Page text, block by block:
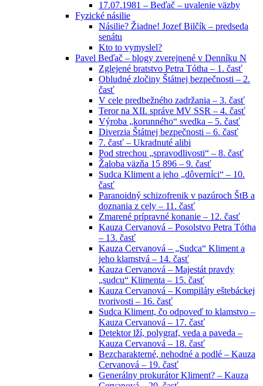
17.07.1981 – Beďač – uvalenie väzby
Fyzické násilie
Násilie? Žiadne! Jozef Bilčík – predseda
senátu
Kto to vymyslel?
Pavel Beďač – blogy zverejnené v Denníku N
Zglejené bratstvo Petra Tótha – 1. časť
Obludné zločiny Štátnej bezpečnosti – 2.
časť
V cele predbežného zadržania – 3. časť
Teror na XII. správe MV SSR – 4. časť
Výroba „korunného“ svedka – 5. časť
Diverzia Štátnej bezpečnosti – 6. časť
7. časť – Ukradnuté alibi
Pod strechou „spravodlivosti“ – 8. časť
Žaloba väzňa 15 896 – 9. časť
Sudca Kliment a jeho „dôverníci“ – 10.
časť
Paranoidný schizofrenik v pazúroch ŠtB a
doznania z cely – 11. časť
Zmarené prípravné konanie – 12. časť
Kauza Cervanová – Posolstvo Petra Tótha
– 13. časť
Kauza Cervanová – „Sudca“ Kliment a
jeho klamstvá – 14. časť
Kauza Cervanová – Majestát pravdy
„sudcu“ Klimenta – 15. časť
Kauza Cervanová – Kompiláty eštebáckej
tvorivosti – 16. časť
Sudca Kliment, čo odpoveď to klamstvo –
Kauza Cervanová – 17. časť
Detektor lží, polygraf, veda a paveda –
Kauza Cervanová – 18. časť
Bezcharakterné, nehodné a podlé – Kauza
Cervanová – 19. časť
Generálny prokurátor Kliment? – Kauza